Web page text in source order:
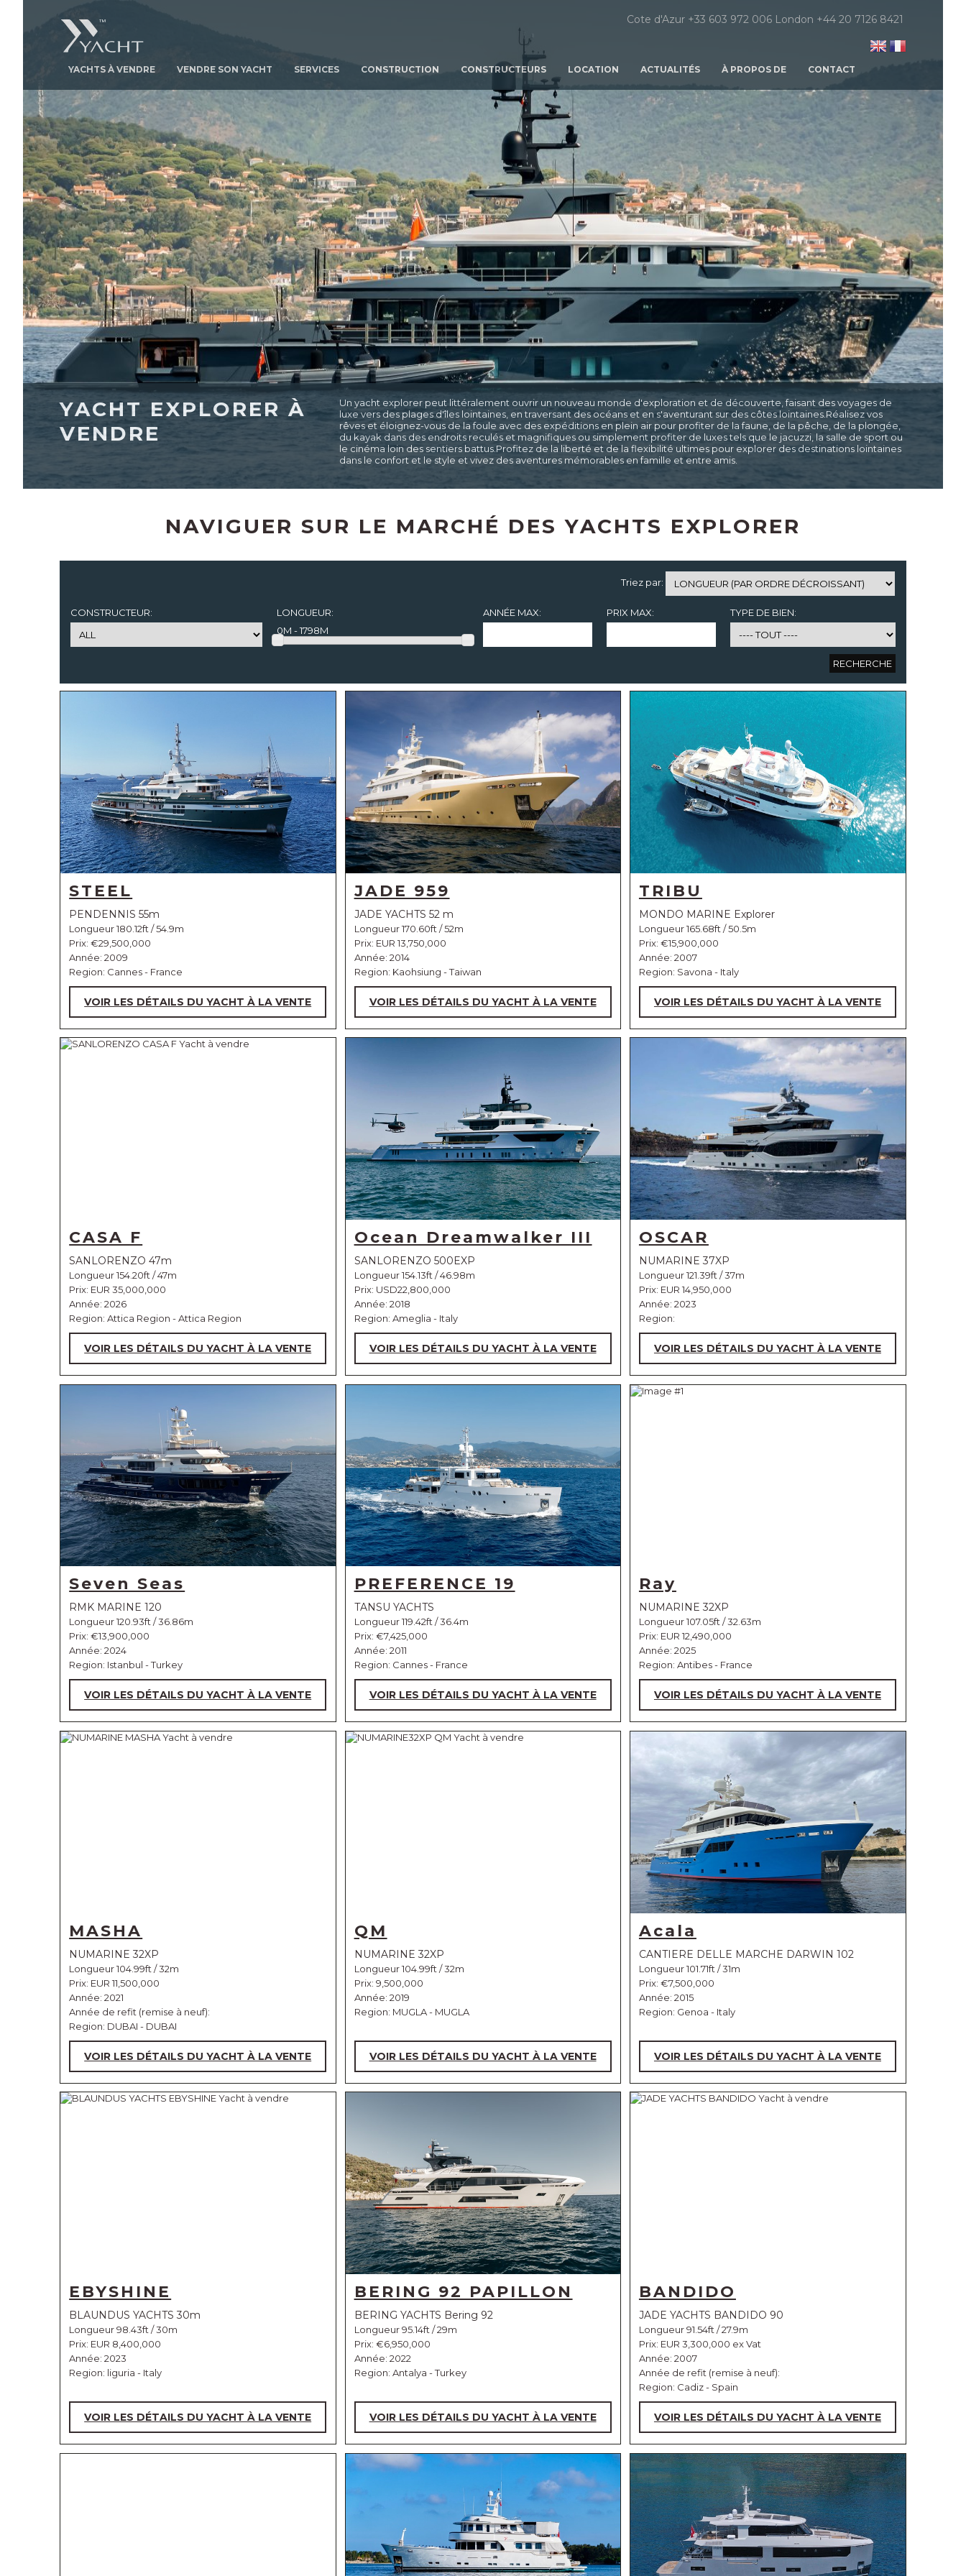
Cote d'Azur +33 603 972 006 London +44 20 7126 8421
YACHTS À VENDRE VENDRE SON YACHT SERVICES CONSTRUCTION CONSTRUCTEURS LOCATION ACTUALITÉS À PROPOS DE CONTACT
YACHT EXPLORER À
VENDRE
Un yacht explorer peut littéralement ouvrir un nouveau monde d'exploration et de découverte, faisant des voyages de
luxe vers des plages d'îles lointaines, en traversant des océans et en s'aventurant sur des côtes lointaines.Réalisez vos
rêves et éloignez-vous de la foule avec des expéditions en plein air pour profiter de la faune, de la pêche, de la plongée,
du kayak dans des endroits reculés et magnifiques ou simplement profiter de luxes tels que le jacuzzi, la salle de sport ou
le cinéma loin des sentiers battus.Profitez de la liberté et de la flexibilité ultimes pour explorer des destinations lointaines
dans le confort et le style et vivez des aventures mémorables en famille et entre amis.
NAVIGUER SUR LE MARCHÉ DES YACHTS EXPLORER
Triez par:
CONSTRUCTEUR:
LONGUEUR:
0M - 1798M
ANNÉE MAX: PRIX MAX: TYPE DE BIEN:
STEEL
PENDENNIS 55m
Longueur 180.12ft / 54.9m
Prix:€29,500,000
Année: 2009
Region: Cannes - France
VOIR LES DÉTAILS DU YACHT À LA VENTE
JADE 959
JADE YACHTS 52 m
Longueur 170.60ft / 52m
Prix: EUR 13,750,000
Année: 2014
Region: Kaohsiung - Taiwan
VOIR LES DÉTAILS DU YACHT À LA VENTE
TRIBU
MONDO MARINE Explorer
Longueur 165.68ft / 50.5m
Prix: €15,900,000
Année: 2007
Region: Savona - Italy
VOIR LES DÉTAILS DU YACHT À LA VENTE
CASA F
SANLORENZO 47m
Longueur 154.20ft / 47m
Prix: EUR 35,000,000
Année: 2026
Region: Attica Region - Attica Region
VOIR LES DÉTAILS DU YACHT À LA VENTE
Ocean Dreamwalker III
SANLORENZO 500EXP
Longueur 154.13ft / 46.98m
Prix: USD22,800,000
Année: 2018
Region: Ameglia - Italy
VOIR LES DÉTAILS DU YACHT À LA VENTE
OSCAR
NUMARINE 37XP
Longueur 121.39ft / 37m
Prix: EUR 14,950,000
Année: 2023
Region:
VOIR LES DÉTAILS DU YACHT À LA VENTE
Seven Seas
RMK MARINE 120
Longueur 120.93ft / 36.86m
Prix:€13,900,000
Année: 2024
Region: Istanbul - Turkey
VOIR LES DÉTAILS DU YACHT À LA VENTE
PREFERENCE 19
TANSU YACHTS
Longueur 119.42ft / 36.4m
Prix: €7,425,000
Année: 2011
Region: Cannes - France
VOIR LES DÉTAILS DU YACHT À LA VENTE
Ray
NUMARINE 32XP
Longueur 107.05ft / 32.63m
Prix: EUR 12,490,000
Année: 2025
Region: Antibes - France
VOIR LES DÉTAILS DU YACHT À LA VENTE
MASHA
NUMARINE 32XP
Longueur 104.99ft / 32m
Prix: EUR 11,500,000
Année: 2021
Année de refit (remise à neuf):
Region: DUBAI - DUBAI
VOIR LES DÉTAILS DU YACHT À LA VENTE
QM
NUMARINE 32XP
Longueur 104.99ft / 32m
Prix: 9,500,000
Année: 2019
Region: MUGLA - MUGLA
VOIR LES DÉTAILS DU YACHT À LA VENTE
Acala
CANTIERE DELLE MARCHE DARWIN 102
Longueur 101.71ft / 31m
Prix: €7,500,000
Année: 2015
Region: Genoa - Italy
VOIR LES DÉTAILS DU YACHT À LA VENTE
EBYSHINE
BLAUNDUS YACHTS 30m
Longueur 98.43ft / 30m
Prix: EUR 8,400,000
Année: 2023
Region: liguria - Italy
VOIR LES DÉTAILS DU YACHT À LA VENTE
BERING 92 PAPILLON
BERING YACHTS Bering 92
Longueur 95.14ft / 29m
Prix: €6,950,000
Année: 2022
Region: Antalya - Turkey
VOIR LES DÉTAILS DU YACHT À LA VENTE
BANDIDO
JADE YACHTS BANDIDO 90
Longueur 91.54ft / 27.9m
Prix: EUR 3,300,000 ex Vat
Année: 2007
Année de refit (remise à neuf):
Region: Cadiz - Spain
VOIR LES DÉTAILS DU YACHT À LA VENTE